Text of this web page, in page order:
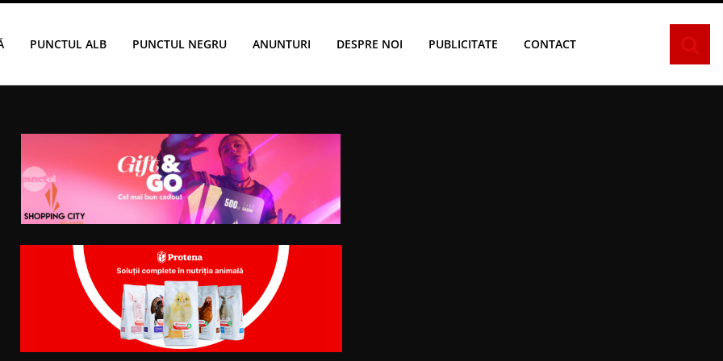
PUNCTUL ALB PUNCTUL NEGRU ANUNTURI DESPRE NOI PUBLICITATE CONTACT